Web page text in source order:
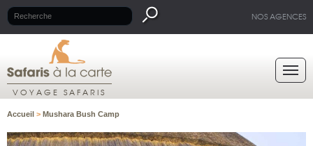
NOS AGENCES
VOYAGE SAFARIS
Accueil > Mushara Bush Camp